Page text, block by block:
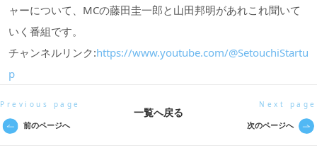
ャーについて、MCの藤田圭一郎と山田邦明があれこれ聞いて
いく番組です。
チャンネルリンク:https://www.youtube.com/@SetouchiStartu
p
Previous page
前のページへ
一覧へ戻る
Next page
次のページへ